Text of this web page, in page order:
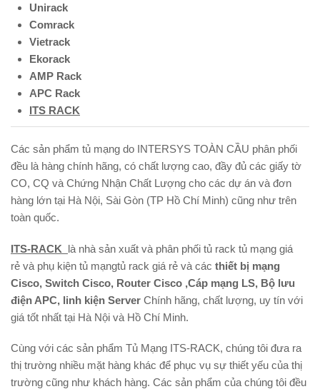
Unirack
Comrack
Vietrack
Ekorack
AMP Rack
APC Rack
ITS RACK
Các sản phẩm tủ mạng do INTERSYS TOÀN CẦU phân phối
đều là hàng chính hãng, có chất lượng cao, đầy đủ các giấy tờ
CO, CQ và Chứng Nhận Chất Lượng cho các dự án và đơn
hàng lớn tại Hà Nội, Sài Gòn (TP Hồ Chí Minh) cũng như trên
toàn quốc.
ITS-RACK là nhà sản xuất và phân phối tủ rack tủ mạng giá
rẻ và phụ kiện tủ mạngtủ rack giá rẻ và các thiết bị mạng
Cisco, Switch Cisco, Router Cisco ,Cáp mạng LS, Bộ lưu
điện APC, linh kiện Server Chính hãng, chất lượng, uy tín với
giá tốt nhất tại Hà Nội và Hồ Chí Minh.
Cùng với các sản phẩm Tủ Mạng ITS-RACK, chúng tôi đưa ra
thị trường nhiều mặt hàng khác để phục vụ sự thiết yếu của thị
trường cũng như khách hàng. Các sản phẩm của chúng tôi đều